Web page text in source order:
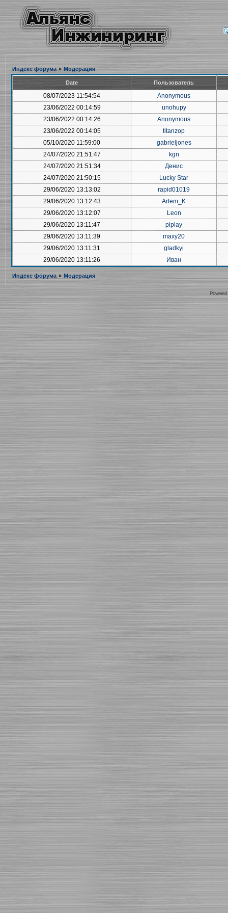
Индекс форума » Модерация
Date Пользователь
08/07/2023 11:54:54
Anonymous
23/06/2022 00:14:59
unohupy
23/06/2022 00:14:26
Anonymous
23/06/2022 00:14:05
titanzop
05/10/2020 11:59:00
gabrieljones
24/07/2020 21:51:47
kgn
24/07/2020 21:51:34
Денис
24/07/2020 21:50:15
Lucky Star
29/06/2020 13:13:02
rapid01019
29/06/2020 13:12:43
Artem_K
29/06/2020 13:12:07
Leon
29/06/2020 13:11:47
piplay
29/06/2020 13:11:39
maxy20
29/06/2020 13:11:31
gladkyi
29/06/2020 13:11:26
Иван
Индекс форума » Модерация